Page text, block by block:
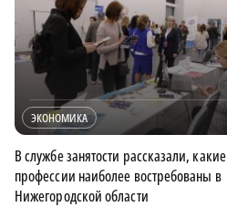
ЭКОНОМИКА
В службе занятости рассказали, какие
профессии наиболее востребованы в
Нижегородской области